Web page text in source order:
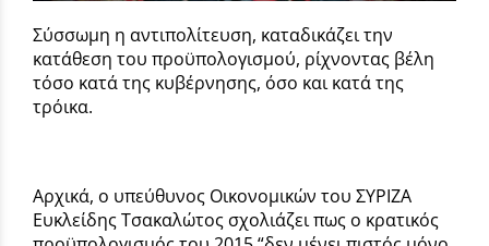
Σύσσωμη η αντιπολίτευση, καταδικάζει την
κατάθεση του προϋπολογισμού, ρίχνοντας βέλη
τόσο κατά της κυβέρνησης, όσο και κατά της
τρόικα.
Αρχικά, ο υπεύθυνος Οικονομικών του ΣΥΡΙΖΑ
Ευκλείδης Τσακαλώτος σχολιάζει πως ο κρατικός